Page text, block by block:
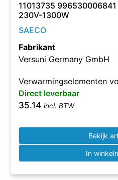
11013735 996530006841
230V-1300W
SAECO
Fabrikant
Versuni Germany GmbH
Verwarmingselementen
Direct leverbaar
35.14 incl. BTW
Bekijk
In